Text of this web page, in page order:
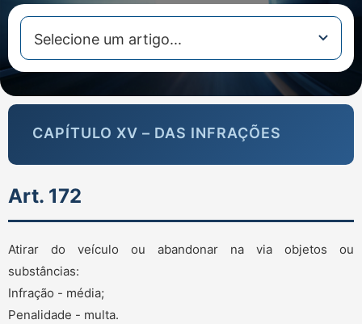
CAPÍTULO XV – DAS INFRAÇÕES
Art. 172
Atirar do veículo ou abandonar na via objetos ou
substâncias:
Infração - média;
Penalidade - multa.